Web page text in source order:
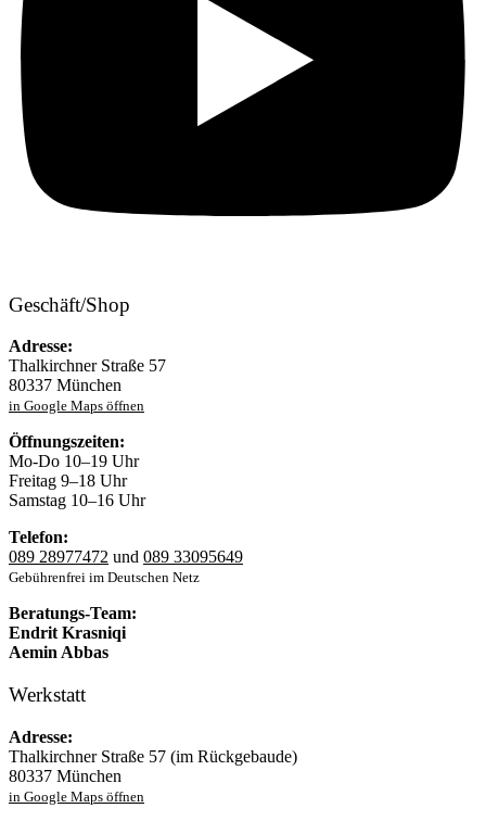
Geschäft/Shop
Adresse:
Thalkirchner Straße 57
80337 München
in Google Maps öffnen
Öffnungszeiten:
Mo-Do 10–19 Uhr
Freitag 9–18 Uhr
Samstag 10–16 Uhr
Telefon:
089 28977472 und 089 33095649
Gebührenfrei im Deutschen Netz
Beratungs-Team:
Endrit Krasniqi
Aemin Abbas
Werkstatt
Adresse:
Thalkirchner Straße 57 (im Rückgebaude)
80337 München
in Google Maps öffnen